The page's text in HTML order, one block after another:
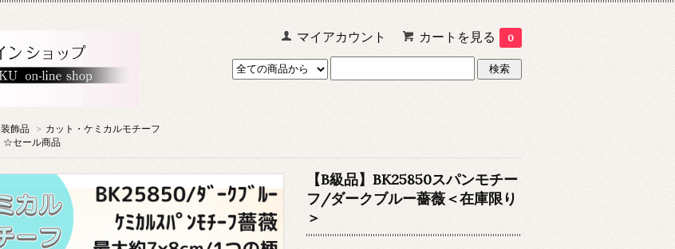
マイアカウント カートを見る 0
装飾品 > カット・ケミカルモチーフ
☆セール商品
【B級品】BK25850スパンモチー
フ/ダークブルー薔薇＜在庫限り
＞